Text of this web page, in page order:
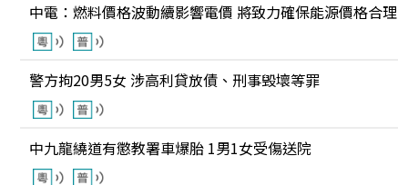
中電：燃料價格波動續影響電價 將致力確保能源價格合理
警方拘20男5女 涉高利貸放債、刑事毁壞等罪
中九龍繞道有懲教署車爆胎 1男1女受傷送院